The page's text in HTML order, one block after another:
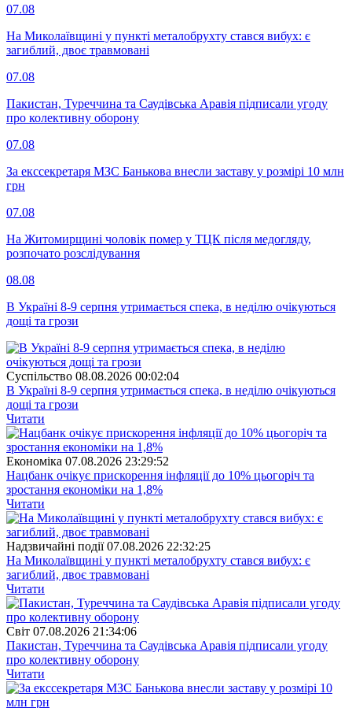
07.08
На Миколаївщині у пункті металобрухту стався вибух: є
загиблий, двоє травмовані
07.08
Пакистан, Туреччина та Саудівська Аравія підписали угоду
про колективну оборону
07.08
За екссекретаря МЗС Банькова внесли заставу у розмірі 10 млн
грн
07.08
На Житомирщині чоловік помер у ТЦК після медогляду,
розпочато розслідування
08.08
В Україні 8-9 серпня утримається спека, в неділю очікуються
дощі та грози
Суспiльство 08.08.2026 00:02:04
В Україні 8-9 серпня утримається спека, в неділю очікуються
дощі та грози
Читати
Економіка 07.08.2026 23:29:52
Нацбанк очікує прискорення інфляції до 10% цьогоріч та
зростання економіки на 1,8%
Читати
Надзвичайні події 07.08.2026 22:32:25
На Миколаївщині у пункті металобрухту стався вибух: є
загиблий, двоє травмовані
Читати
Свiт 07.08.2026 21:34:06
Пакистан, Туреччина та Саудівська Аравія підписали угоду
про колективну оборону
Читати